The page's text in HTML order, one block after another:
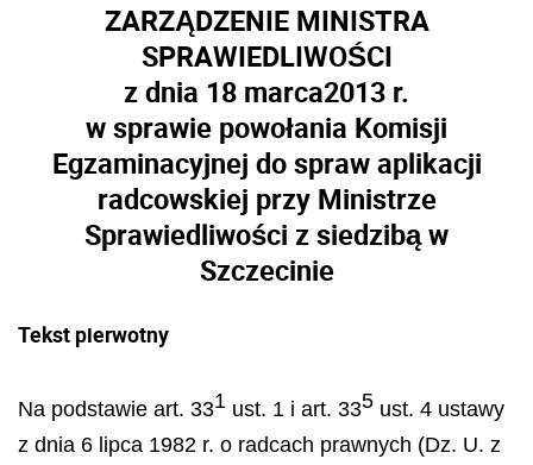
ZARZĄDZENIE MINISTRA
SPRAWIEDLIWOŚCI
z dnia 18 marca2013 r.
w sprawie powołania Komisji
Egzaminacyjnej do spraw aplikacji
radcowskiej przy Ministrze
Sprawiedliwości z siedzibą w
Szczecinie
Tekst pierwotny
Na podstawie art. 331 ust. 1 i art. 335 ust. 4 ustawy
z dnia 6 lipca 1982 r. o radcach prawnych (Dz. U. z